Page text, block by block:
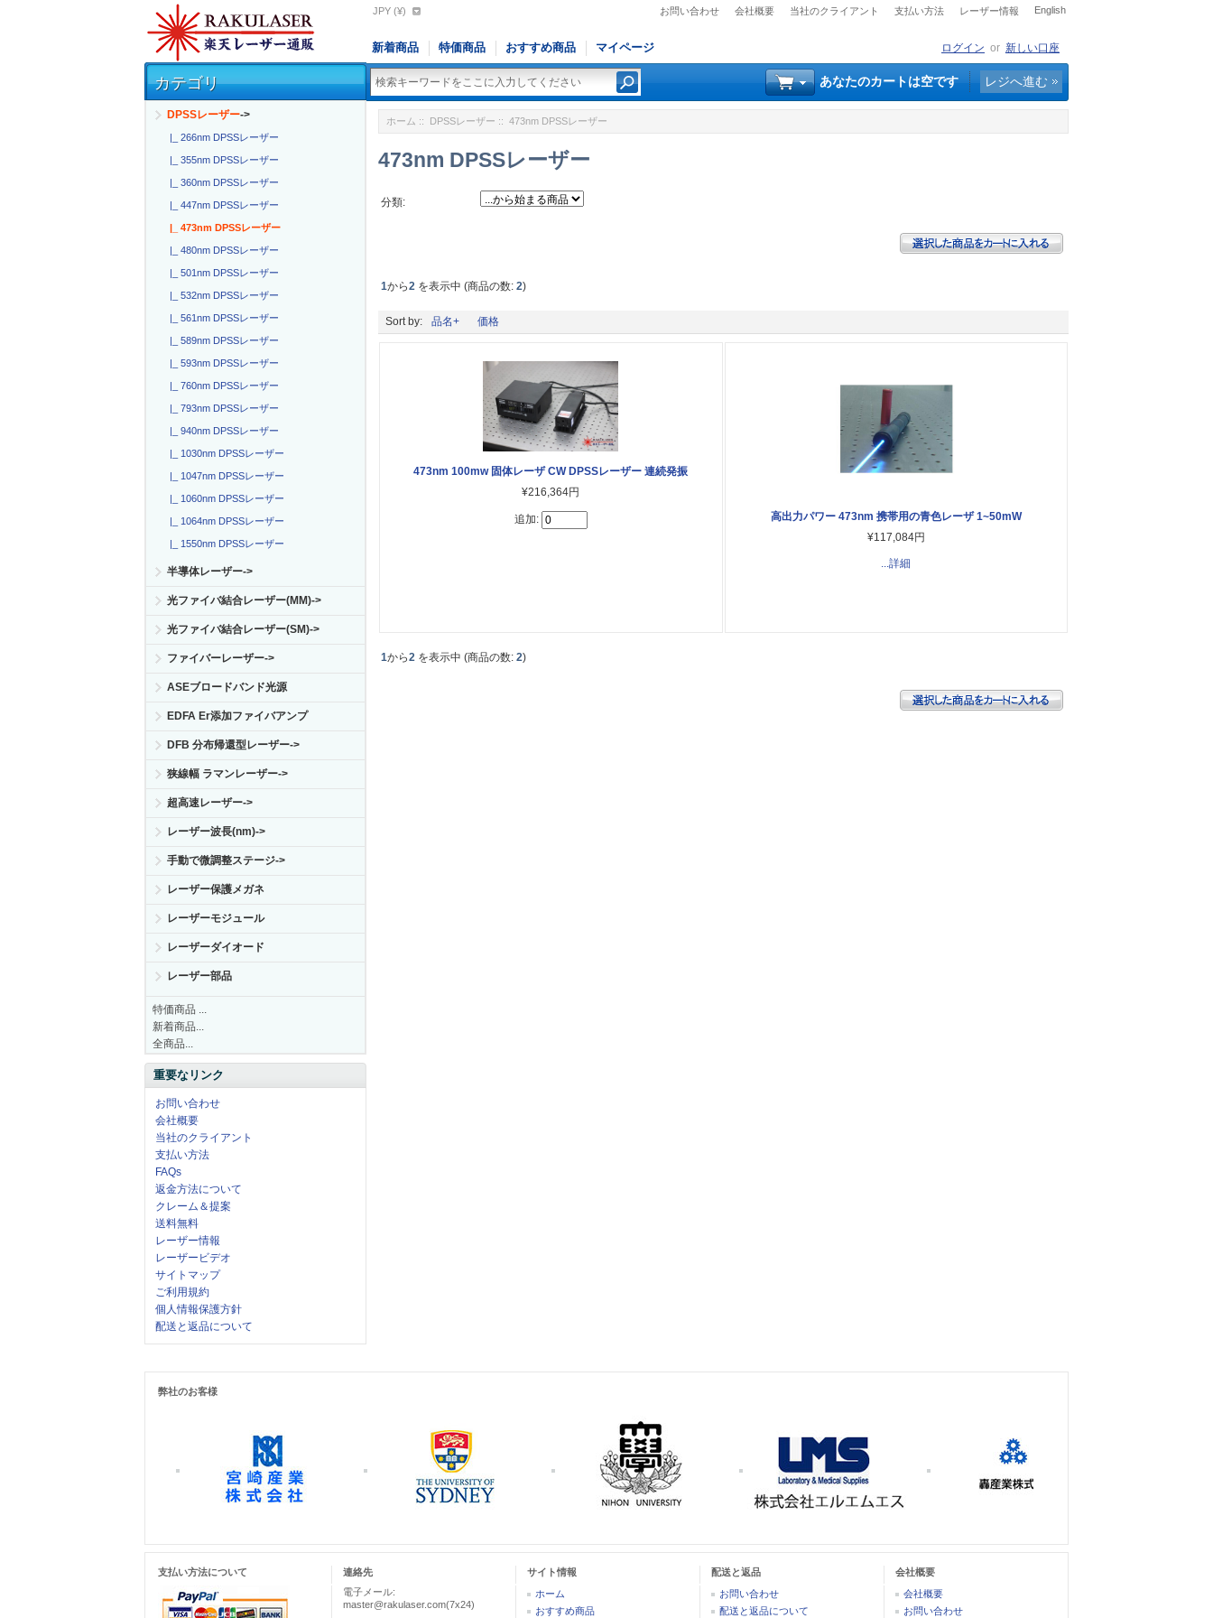
お問い合わせ 会社概要 当社のクライアント 支払い方法 レーザー情報 English
JPY (¥)
新着商品 特価商品 おすすめ商品 マイページ ログイン or 新しい口座
あなたのカートは空です レジへ進む
カテゴリ
DPSSレーザー->
|_ 266nm DPSSレーザー
|_ 355nm DPSSレーザー
|_ 360nm DPSSレーザー
|_ 447nm DPSSレーザー
|_ 473nm DPSSレーザー
|_ 480nm DPSSレーザー
|_ 501nm DPSSレーザー
|_ 532nm DPSSレーザー
|_ 561nm DPSSレーザー
|_ 589nm DPSSレーザー
|_ 593nm DPSSレーザー
|_ 760nm DPSSレーザー
|_ 793nm DPSSレーザー
|_ 940nm DPSSレーザー
|_ 1030nm DPSSレーザー
|_ 1047nm DPSSレーザー
|_ 1060nm DPSSレーザー
|_ 1064nm DPSSレーザー
|_ 1550nm DPSSレーザー
半導体レーザー->
光ファイバ結合レーザー(MM)->
光ファイバ結合レーザー(SM)->
ファイバーレーザー->
ASEブロードバンド光源
EDFA Er添加ファイバアンプ
DFB 分布帰還型レーザー->
狭線幅 ラマンレーザー->
超高速レーザー->
レーザー波長(nm)->
手動で微調整ステージ->
レーザー保護メガネ
レーザーモジュール
レーザーダイオード
レーザー部品
特価商品 ...
新着商品...
全商品...
重要なリンク
お問い合わせ
会社概要
当社のクライアント
支払い方法
FAQs
返金方法について
クレーム＆提案
送料無料
レーザー情報
レーザービデオ
サイトマップ
ご利用規約
個人情報保護方針
配送と返品について
ホーム :: DPSSレーザー :: 473nm DPSSレーザー
473nm DPSSレーザー
分類:
1から2 を表示中 (商品の数:2)
Sort by: 品名+ 価格
473nm 100mw 固体レーザ CW DPSSレーザー 連続発振
¥216,364円
追加:
高出力パワー 473nm 携帯用の青色レーザ 1~50mW
¥117,084円
...詳細
1から2 を表示中 (商品の数:2)
弊社のお客様
支払い方法について 連絡先 サイト情報 配送と返品
会社概要
電子メール:
master@rakulaser.com(7x24)
ホーム
おすすめ商品
お問い合わせ
配送と返品について
会社概要
お問い合わせ